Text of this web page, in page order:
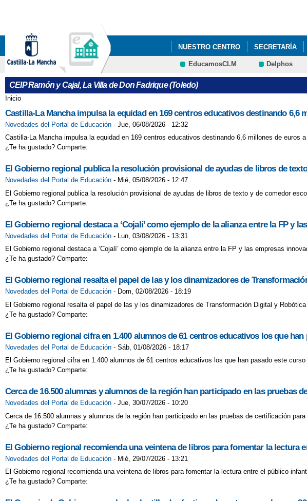
NUESTRO CENTRO SECRETARÍA
EducamosCLM Delphos
CEIP Ramón y Cajal, La Villa de Don Fadrique (Toledo)
Se encuentra usted aquí
Inicio
Castilla-La Mancha impulsa la equidad en 169 centros educativos destinando 6,6
Novedades del Portal de Educación - Jue, 06/08/2026 - 12:32
Castilla-La Mancha impulsa la equidad en 169 centros educativos destinando 6,6 millones de euros
¿Te ha gustado? Comparte:
El Gobierno regional publica la resolución provisional de ayudas de libros de
Novedades del Portal de Educación - Mié, 05/08/2026 - 12:47
El Gobierno regional publica la resolución provisional de ayudas de libros de texto y de comedor
¿Te ha gustado? Comparte:
El Gobierno regional destaca a ‘Cojalí’ como ejemplo de la alianza entre la FP y
Novedades del Portal de Educación - Lun, 03/08/2026 - 13:31
El Gobierno regional destaca a ‘Cojalí’ como ejemplo de la alianza entre la FP y las empresas
¿Te ha gustado? Comparte:
El Gobierno regional resalta el papel de las y los dinamizadores de
Novedades del Portal de Educación - Dom, 02/08/2026 - 18:19
El Gobierno regional resalta el papel de las y los dinamizadores de Transformación Digital y
¿Te ha gustado? Comparte:
El Gobierno regional cifra en 1.400 alumnos de 61 centros educativos los que
Novedades del Portal de Educación - Sáb, 01/08/2026 - 18:17
El Gobierno regional cifra en 1.400 alumnos de 61 centros educativos los que han pasado este
¿Te ha gustado? Comparte:
Cerca de 16.500 alumnas y alumnos de la región han participado en las pruebas
Novedades del Portal de Educación - Jue, 30/07/2026 - 10:20
Cerca de 16.500 alumnas y alumnos de la región han participado en las pruebas de certificación
¿Te ha gustado? Comparte:
El Gobierno regional recomienda una veintena de libros para fomentar la
Novedades del Portal de Educación - Mié, 29/07/2026 - 13:21
El Gobierno regional recomienda una veintena de libros para fomentar la lectura entre el público
¿Te ha gustado? Comparte: